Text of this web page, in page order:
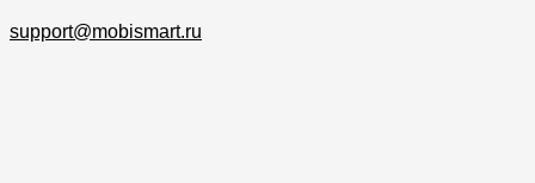
support@mobismart.ru